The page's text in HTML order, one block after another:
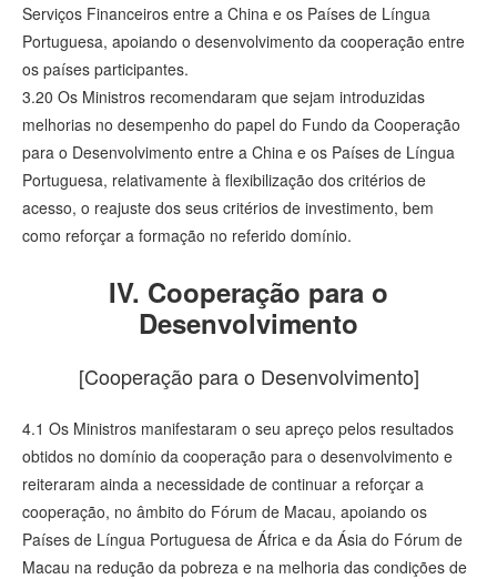
Serviços Financeiros entre a China e os Países de Língua
Portuguesa, apoiando o desenvolvimento da cooperação entre
os países participantes.
3.20 Os Ministros recomendaram que sejam introduzidas
melhorias no desempenho do papel do Fundo da Cooperação
para o Desenvolvimento entre a China e os Países de Língua
Portuguesa, relativamente à flexibilização dos critérios de
acesso, o reajuste dos seus critérios de investimento, bem
como reforçar a formação no referido domínio.
IV. Cooperação para o
Desenvolvimento
[Cooperação para o Desenvolvimento]
4.1 Os Ministros manifestaram o seu apreço pelos resultados
obtidos no domínio da cooperação para o desenvolvimento e
reiteraram ainda a necessidade de continuar a reforçar a
cooperação, no âmbito do Fórum de Macau, apoiando os
Países de Língua Portuguesa de África e da Ásia do Fórum de
Macau na redução da pobreza e na melhoria das condições de